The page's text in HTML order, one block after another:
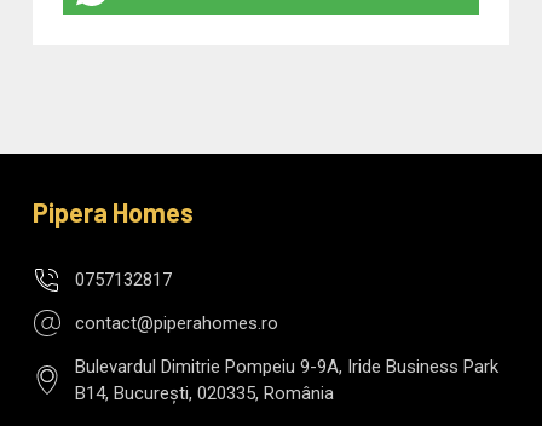
Pipera Homes
0757132817
contact@piperahomes.ro
Bulevardul Dimitrie Pompeiu 9-9A, Iride Business Park
B14, București, 020335, România